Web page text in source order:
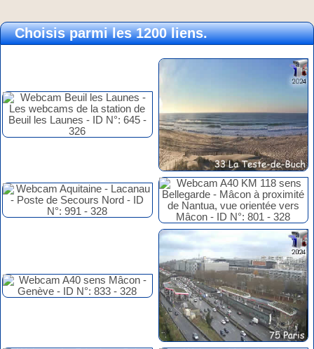
Choisis parmi les 1200 liens.